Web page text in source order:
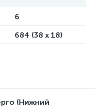
6
684 (38 х 18)
(Нижний